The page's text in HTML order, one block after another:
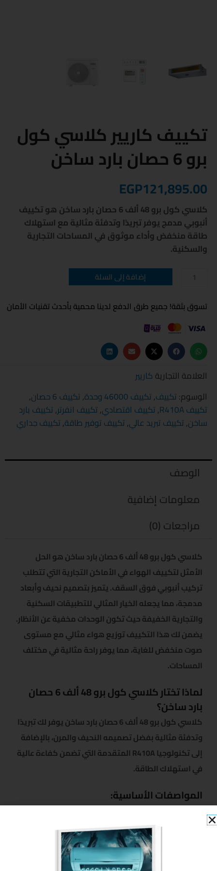
تكييف كاريير كلاسي كول
برو 6 حصان بارد ساخن
EGP121,895.00
كلاسي كول برو 48 ألف 6 حصان بارد ساخن هو تكييف
أنبوبي مدمج يوفر تبريدًا وتدفئة مثالية مع استهلاك
طاقة منخفض وأداء موثوق في المساحات التجارية
والسكنية.
تكييف
كول
برو
حصان
بارد
ساخن
إضافة إلى السلة
تسوق بثقة! جميع طرق الدفع لدينا محمية بأحدث تقنيات الأمان
العلامة التجارية كاريير
الوسوم:تكييف,تكييف 46000 وحدة ,تكييف 6 حصان
,
تكييف R410A
,تكييف اقتصادي,تكييف انفرتر,تكييف بارد
ساخن,تكييف تبريد عالي,تكييف توفير طاقة,تكييف جداري
الوصف
معلومات إضافية
مراجعات (0)
كلاسي كول برو 48 ألف 6 حصان بارد ساخن هو الحل
الأمثل لتكييف الهواء في الأماكن التجارية التي تتطلب
تركيب أنبوبي فوق السقف. يتميز بتصميم نحيف وأبعاد
مدمجة، مما يجعله الخيار المثالي للتطبيقات السكنية
والتجارية الخفيفة حيث تكون الوحدات مخفية عن الأنظار.
يضمن لك هذا التكييف توزيع هواء مثالي مع مستوى
صوت منخفض للغاية، مما يوفر راحة مثالية في مختلف
المساحات.
لماذا تختار كلاسي كول برو 48 ألف 6 حصان
بارد ساخن؟
كلاسي كول برو 48 ألف 6 حصان بارد ساخن يوفر لك تبريدًا
وتدفئة مثالية بفضل تصميمه النحيف والمرن، بالإضافة
إلى تكنولوجيا R410A المتقدمة التي تضمن كفاءة عالية
في استهلاك الطاقة.
المواصفات الأساسية:
العلامة التجارية:غير محددة
القدرة: 6 حصان (48 ألف)
نوع التكييف:أنبوبي
بارد ساخن